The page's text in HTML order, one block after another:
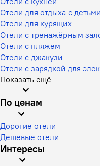
Отели для отдыха с детьми
Отели для курящих
Отели с тренажёрным
Отели с пляжем
Отели с джакузи
Отели с зарядкой для
Показать ещё
По ценам
Дорогие отели
Дешевые отели
Интересы